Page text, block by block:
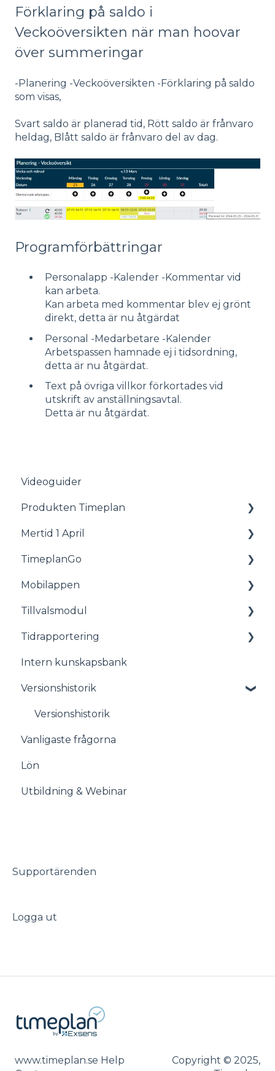
Förklaring på saldo i
Veckoöversikten när man hoovar
över summeringar
-Planering -Veckoöversikten -Förklaring på saldo
som visas,
Svart saldo är planerad tid, Rött saldo är frånvaro
heldag, Blått saldo är frånvaro del av dag.
Programförbättringar
Personalapp -Kalender -Kommentar vid
kan arbeta.
Kan arbeta med kommentar blev ej grönt
direkt, detta är nu åtgärdat
Personal -Medarbetare -Kalender
Arbetspassen hamnade ej i tidsordning,
detta är nu åtgärdat.
Text på övriga villkor förkortades vid
utskrift av anställningsavtal.
Detta är nu åtgärdat.
Videoguider
Produkten Timeplan
Status
Planering
Personal
Rapporter
Lön
Avtal
Administration
Startsida
Åtgärdslistan
Meddelanden
Frånvaro
Mertid 1 April
Allmänt
TimeplanGo
Rapporter
Mobilappen
För medarbetare
Komma igång med appen
Tillvalsmodul
Tillvalsmodul
Tidrapportering
Stämplingsterminal även kallat Timeclock
Intern kunskapsbank
Versionshistorik
Versionshistorik
Vanligaste frågorna
Lön
Utbildning & Webinar
Supportärenden
Logga ut
www.timeplan.se Help
Copyright © 2025,